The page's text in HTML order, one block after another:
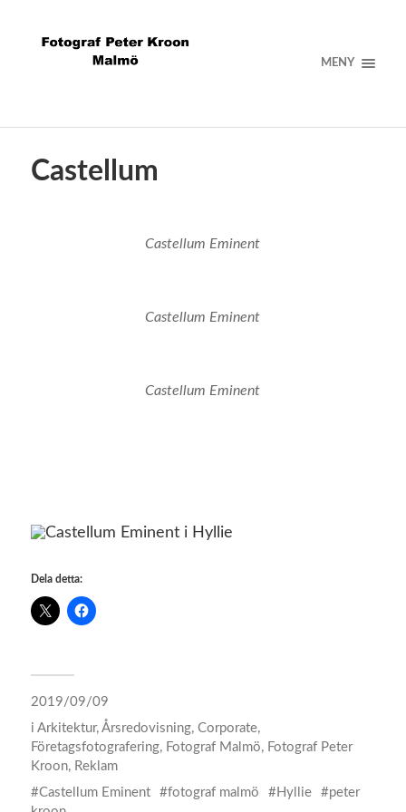
MENY
Castellum
Castellum Eminent
Castellum Eminent
Castellum Eminent
Dela detta:
2019/09/09
i Arkitektur, Årsredovisning, Corporate,
Företagsfotografering, Fotograf Malmö, Fotograf Peter
Kroon, Reklam
Castellum Eminent
fotograf malmö Hyllie
peter